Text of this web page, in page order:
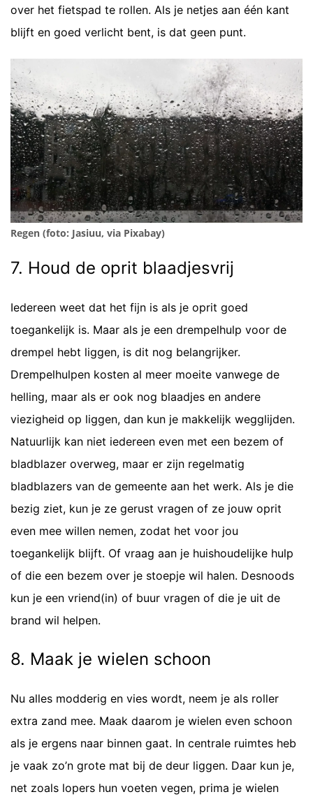
over het fietspad te rollen. Als je netjes aan één kant
blijft en goed verlicht bent, is dat geen punt.
Regen (foto: Jasiuu, via Pixabay)
7. Houd de oprit blaadjesvrij
Iedereen weet dat het fijn is als je oprit goed
toegankelijk is. Maar als je een drempelhulp voor de
drempel hebt liggen, is dit nog belangrijker.
Drempelhulpen kosten al meer moeite vanwege de
helling, maar als er ook nog blaadjes en andere
viezigheid op liggen, dan kun je makkelijk wegglijden.
Natuurlijk kan niet iedereen even met een bezem of
bladblazer overweg, maar er zijn regelmatig
bladblazers van de gemeente aan het werk. Als je die
bezig ziet, kun je ze gerust vragen of ze jouw oprit
even mee willen nemen, zodat het voor jou
toegankelijk blijft. Of vraag aan je huishoudelijke hulp
of die een bezem over je stoepje wil halen. Desnoods
kun je een vriend(in) of buur vragen of die je uit de
brand wil helpen.
8. Maak je wielen schoon
Nu alles modderig en vies wordt, neem je als roller
extra zand mee. Maak daarom je wielen even schoon
als je ergens naar binnen gaat. In centrale ruimtes heb
je vaak zo’n grote mat bij de deur liggen. Daar kun je,
net zoals lopers hun voeten vegen, prima je wielen